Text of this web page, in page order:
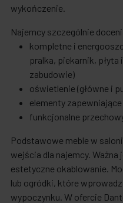
wykończenie.
Najemcy szczególnie
kompletne i
pralka, piekarnik,
zabudowie)
oświetlenie (główne i
elementy
funkcjonalne
Podstawowe meble w
wejścia dla najemcy.
estetyczne okablowanie.
lub ogródki, które
wypoczynku. W ofercie